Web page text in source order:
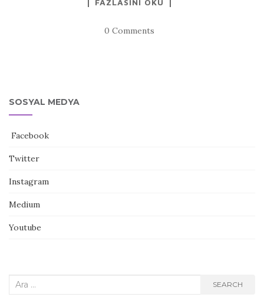
FAZLASINI OKU
0 Comments
SOSYAL MEDYA
Facebook
Twitter
Instagram
Medium
Youtube
Search
SEARCH